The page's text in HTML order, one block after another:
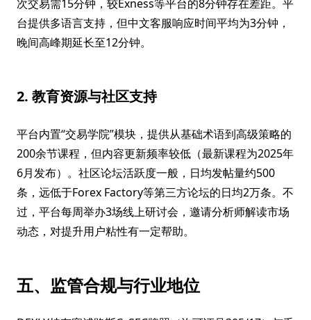
次交易需15分钟，较Exness等平台的8分钟存在差距。平
台提供多语言支持，但中文客服响应时间平均为3分钟，
晚间高峰期延长至12分钟。
2. 教育资源与社区支持
平台内置“交易学院”模块，提供从基础术语到高级策略的
200余节课程，但内容更新频率较低（最新课程为2025年
6月发布）。社区论坛活跃度一般，日均发帖量约500
条，远低于Forex Factory等第三方论坛的日均2万条。不
过，平台每周举办3场线上研讨会，邀请分析师解读市场
动态，对提升用户粘性有一定帮助。
五、监管合规与行业地位